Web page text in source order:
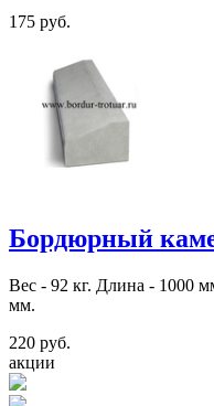
175 руб.
Бордюрный
Вес - 92 кг. Длина - 1000
мм.
220 руб.
акции